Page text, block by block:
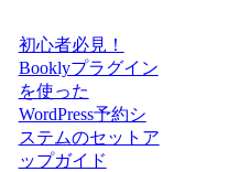
初心者必見！
Booklyプラグイン
を使った
WordPress予約シ
ステムのセットア
ップガイド